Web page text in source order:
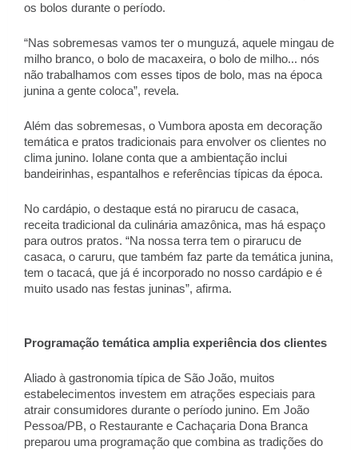
os bolos durante o período.
“Nas sobremesas vamos ter o munguzá, aquele mingau de
milho branco, o bolo de macaxeira, o bolo de milho... nós
não trabalhamos com esses tipos de bolo, mas na época
junina a gente coloca”, revela.
Além das sobremesas, o Vumbora aposta em decoração
temática e pratos tradicionais para envolver os clientes no
clima junino. Iolane conta que a ambientação inclui
bandeirinhas, espantalhos e referências típicas da época.
No cardápio, o destaque está no pirarucu de casaca,
receita tradicional da culinária amazônica, mas há espaço
para outros pratos. “Na nossa terra tem o pirarucu de
casaca, o caruru, que também faz parte da temática junina,
tem o tacacá, que já é incorporado no nosso cardápio e é
muito usado nas festas juninas”, afirma.
Programação temática amplia experiência dos clientes
Aliado à gastronomia típica de São João, muitos
estabelecimentos investem em atrações especiais para
atrair consumidores durante o período junino. Em João
Pessoa/PB, o Restaurante e Cachaçaria Dona Branca
preparou uma programação que combina as tradições do